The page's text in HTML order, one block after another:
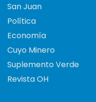
San Juan
Política
Economía
Cuyo Minero
Suplemento Verde
Revista OH